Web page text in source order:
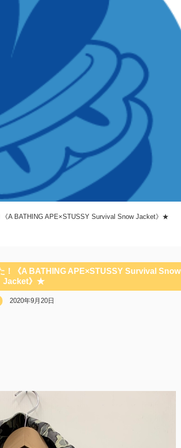
《A BATHING APE×STUSSY Survival Snow Jacket》★
！《A BATHING APE×STUSSY Survival Snow
Jacket》★
2020年9月20日